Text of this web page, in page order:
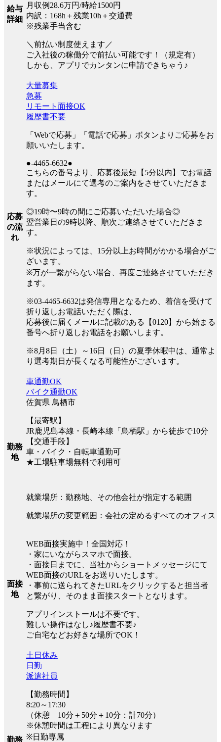
給与
詳細
月収例28.6万円/時給1500円
内訳：168h＋残業10h＋交通費
※残業手当含む
＼前払い制度使えます／
ご入社後の稼働分で前払い可能です！（規定有）
しかも、アプリでカンタンに申請できちゃう♪
応募
の流
れ
大量募集
急募
リモート面接OK
履歴書不要
「Webで応募」「電話で応募」ボタンよりご応募をお
願いいたします。
●-4465-6632●
こちらの番号より、応募後最短【5分以内】でお電話
またはメールにて選考のご案内をさせていただきま
す。
◎19時〜9時の間にご応募いただいた場合◎
翌営業日の9時以降、順次ご連絡させていただきま
す。
※状況によっては、15分以上お時間がかかる場合がご
ざいます。
※万が一繋がらない場合、再度ご連絡させていただき
ます。
※03-4465-6632は発信専用となるため、着信を受けて
折り返しお電話いただく際は、
応募後に届くメールに記載のある【0120】から始まる
番号へ折り返しお電話をお願いします。
※8月8日（土）～16日（日）の夏季休暇中は、通常よ
り選考期日が長くなる可能性がございます。
勤務
地
車通勤OK
バイク通勤OK
佐賀県 鳥栖市
【最寄駅】
JR鹿児島本線・長崎本線「鳥栖駅」から徒歩で10分
【交通手段】
車・バイク・自転車通勤可
★工場駐車場無料で利用可
就業場所：勤務地、その他会社が指定する範囲
就業場所の変更範囲：会社の定めるすべてのオフィス
面接
地
WEB面接実施中！全国対応！
・家にいながらスマホで面接。
・面接日までに、当社からショートメッセージにて
WEB面接のURLをお送りいたします。
・事前に送られてきたURLをクリックすると担当者
と繋がり、そのまま面接スタートとなります。
アプリインストールは不要です。
難しい操作はなし♪履歴書不要♪
ご自宅などお好きな場所でOK！
勤務
土日休み
日勤
派遣社員
【勤務時間】
8:20～17:30
（休憩 10分＋50分＋10分：計70分）
※休憩時間は工程により異なります
※日勤専属